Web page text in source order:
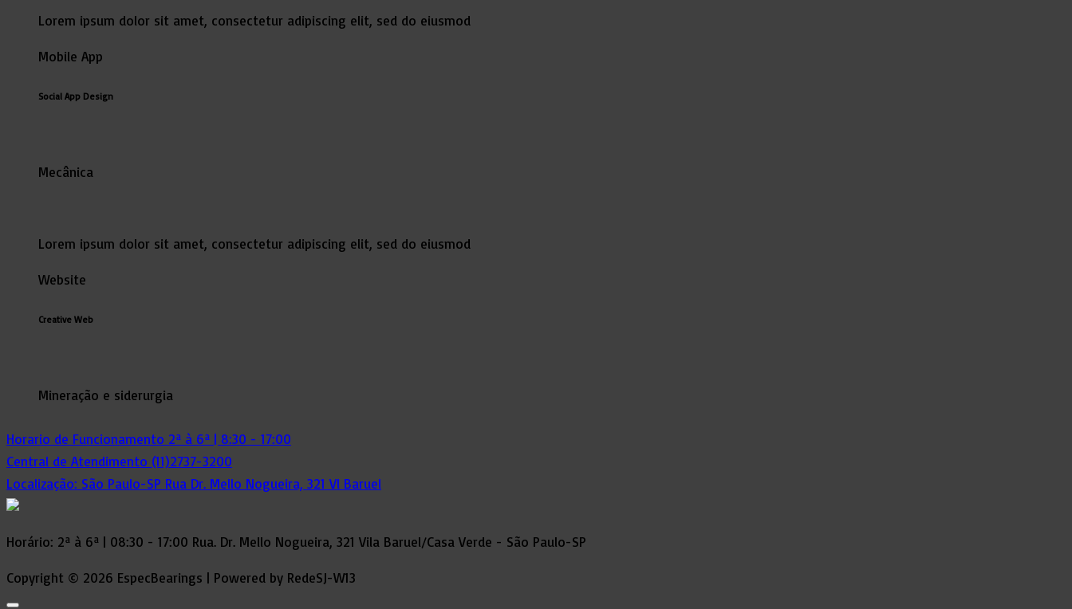
Lorem ipsum dolor sit amet, consectetur adipiscing elit, sed do eiusmod
Mobile App
Social App Design
Mecânica
Lorem ipsum dolor sit amet, consectetur adipiscing elit, sed do eiusmod
Website
Creative Web
Mineração e siderurgia
Horario de Funcionamento 2ª à 6ª | 8:30 - 17:00
Central de Atendimento (11)2737-3200
Localização: São Paulo-SP Rua Dr. Mello Nogueira, 321 Vl Baruel
Horário: 2ª à 6ª | 08:30 - 17:00 Rua. Dr. Mello Nogueira, 321 Vila Baruel/Casa Verde - São Paulo-SP
Copyright © 2026 EspecBearings | Powered by RedeSJ-W13